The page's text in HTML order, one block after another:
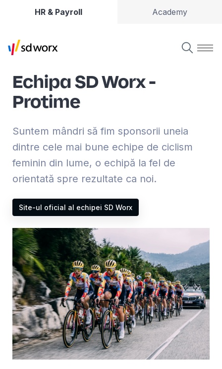
HR & Payroll Academy
Echipa SD Worx -
Protime
Suntem mândri să fim sponsorii uneia
dintre cele mai bune echipe de ciclism
feminin din lume, o echipă la fel de
orientată spre rezultate ca noi.
Site-ul oficial al echipei SD Worx